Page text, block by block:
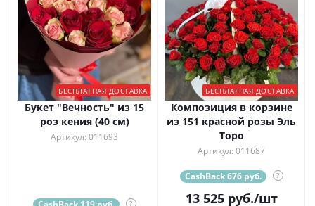
БЕСПЛАТНАЯ ДОСТАВКА
Букет "Вечность" из 15
роз кения (40 см)
Артикул: 011693
?
БЕСПЛАТНАЯ ДОСТАВКА
Композиция в корзине
из 151 красной розы Эль
Торо
Артикул: 011687
CashBack 676 руб. ?
13 525руб./шт